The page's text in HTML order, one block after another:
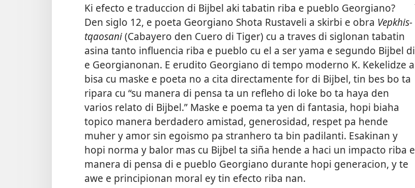
Ki efecto e traduccion di Bijbel aki tabatin riba e pueblo Georgiano?
Den siglo 12, e poeta Georgiano Shota Rustaveli a skirbi e obra Vepkhis-
tqaosani(Cabayero den Cuero di Tiger) cu a traves di siglonan tabatin
asina tanto influencia riba e pueblo cu el a ser yama e segundo Bijbel di
e Georgianonan. E erudito Georgiano di tempo moderno K. Kekelidze a
bisa cu maske e poeta no a cita directamente for di Bijbel, tin bes bo ta
ripara cu “su manera di pensa ta un refleho di loke bo ta haya den
varios relato di Bijbel.” Maske e poema ta yen di fantasia, hopi biaha
topico manera berdadero amistad, generosidad, respet pa hende
muher y amor sin egoismo pa stranhero ta bin padilanti. Esakinan y
hopi norma y balor mas cu Bijbel ta siña hende a haci un impacto riba e
manera di pensa di e pueblo Georgiano durante hopi generacion, y te
awe e principionan moral ey tin efecto riba nan.